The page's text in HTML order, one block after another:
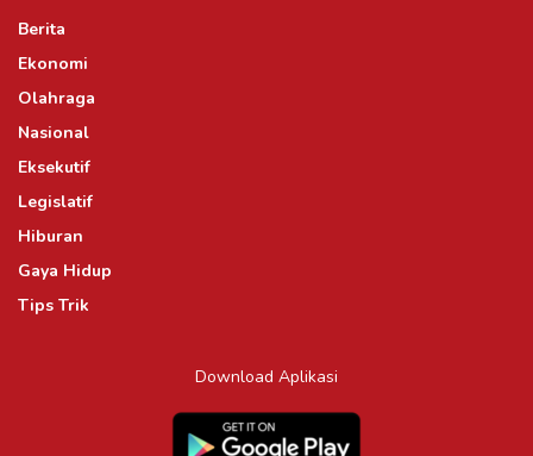
Berita
Ekonomi
Olahraga
Nasional
Eksekutif
Legislatif
Hiburan
Gaya Hidup
Tips Trik
Download Aplikasi